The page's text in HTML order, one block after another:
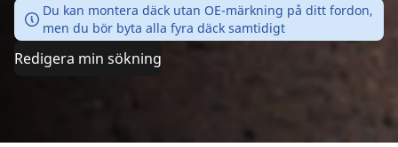
Du kan montera däck utan OE-märkning på ditt fordon,
men du bör byta alla fyra däck samtidigt
Redigera min sökning